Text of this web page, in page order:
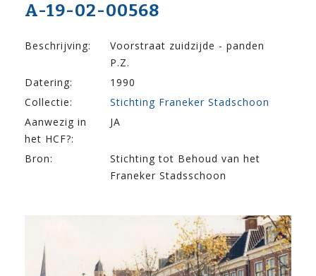
A-19-02-00568
Beschrijving:
Voorstraat zuidzijde - panden
P.Z.
Datering:
1990
Collectie:
Stichting Franeker Stadschoon
Aanwezig in
het HCF?:
JA
Bron:
Stichting tot Behoud van het
Franeker Stadsschoon